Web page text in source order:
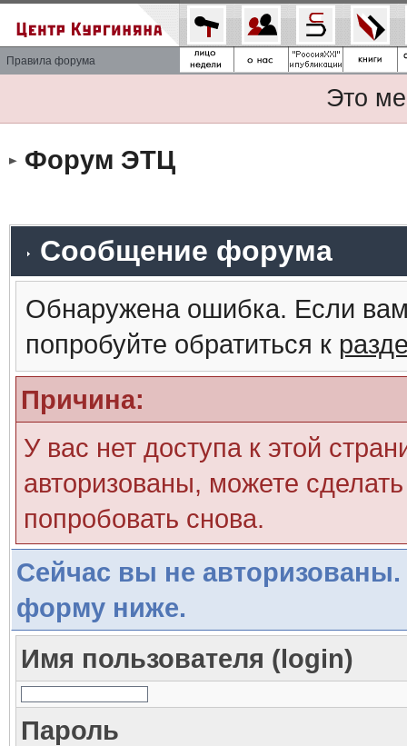
Правила форума
Это
Форум ЭТЦ
Сообщение форума
Обнаружена ошибка. Если
попробуйте обратиться к
Причина:
У вас нет доступа к этой
авторизованы, можете
попробовать снова.
Сейчас вы не авторизованы.
форму ниже.
Имя пользователя (login)
Пароль